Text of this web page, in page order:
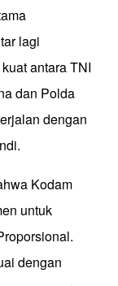
lagi
antara TNI
dan Polda
dengan
Kodam
untuk
dengan